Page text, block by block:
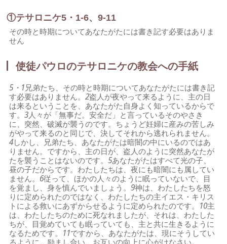
①テサロニケ5・1-6、9-11
その時と時期についてあなたがたには書き記す必要はありま
せん
使徒パウロのテサロニケの教会への手紙
5・1兄弟たち、その時と時期についてあなたがたには書き記
す必要はありません。2盗人が夜やって来るように、主の日
は来るということを、あなたがた自身よく知っているからで
す。3人々が「無事だ。安全だ」と言っているそのやさき
に、突然、破滅が襲うのです。ちょうど妊婦に産みの苦しみ
がやって来るのと同じで、決してそれから逃れられません。
4しかし、兄弟たち、あなたがたは暗闇の中にいるのではあ
りません。ですから、主の日が、盗人のように突然あなたが
たを襲うことはないのです。5あなたがたはすべて光の子、
昼の子だからです。わたしたちは、夜にも暗闇にも属してい
ません。 6従って、ほかの人々のように眠っていないで、目
を覚まし、身を慎んでいましょう。9神は、わたしたちを怒
りに定められたのではなく、わたしたちの主イエス・キリス
トによる救いにあずからせるように定められたのです。 10主
は、わたしたちのために死なれましたが、それは、わたした
ちが、目覚めていても眠っていても、主と共に生きるように
なるためです。 11ですから、あなたがたは、現にそうしてい